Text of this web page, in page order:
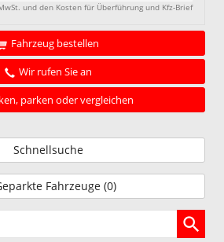
und den Kosten für Überführung und Kfz-Brief
Fahrzeug bestellen
Wir rufen Sie an
parken oder vergleichen
Schnellsuche
Fahrzeuge (0)